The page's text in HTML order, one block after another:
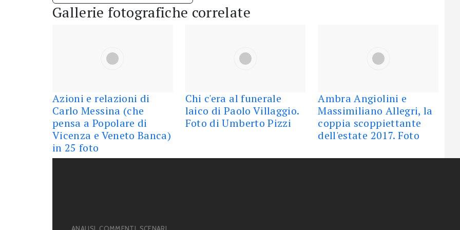
Gallerie fotografiche correlate
Azioni e relazioni di
Carlo Messina (che
pensa a Popolare di
Vicenza e Veneto Banca)
in 25 foto
Chi c'era al funerale
laico di Paolo Villaggio.
Foto di Umberto Pizzi
Ambra Angiolini e
Massimiliano Allegri, la
coppia scoppiettante
dell'estate 2017. Foto